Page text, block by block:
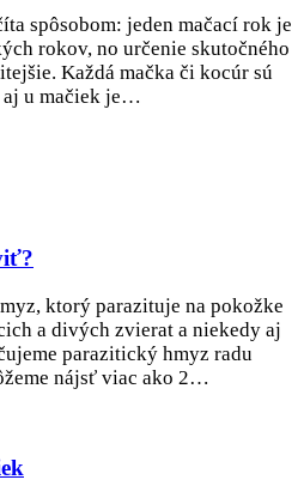
spôsobom: jeden mačací rok je
rokov, no určenie skutočného
Každá mačka či kocúr sú
u mačiek je…
ktorý parazituje na pokožke
a divých zvierat a niekedy aj
parazitický hmyz radu
nájsť viac ako 2…